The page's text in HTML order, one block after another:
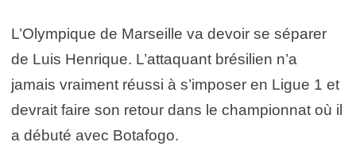
L’Olympique de Marseille va devoir se séparer
de Luis Henrique. L’attaquant brésilien n’a
jamais vraiment réussi à s’imposer en Ligue 1 et
devrait faire son retour dans le championnat où il
a débuté avec Botafogo.